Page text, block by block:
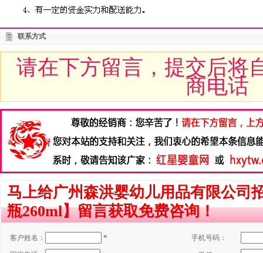
联系方式
请在下方留言，提交后将
商电话
马上给广州森洪婴幼儿用品有限公司
瓶260ml】留言获取免费咨询！
客户姓名： * 手机号码：